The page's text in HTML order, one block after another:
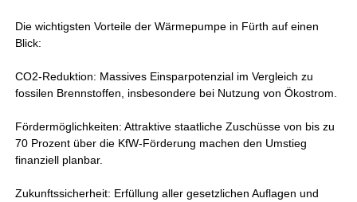
Die wichtigsten Vorteile der Wärmepumpe in Fürth auf einen
Blick:
CO2-Reduktion: Massives Einsparpotenzial im Vergleich zu
fossilen Brennstoffen, insbesondere bei Nutzung von Ökostrom.
Fördermöglichkeiten: Attraktive staatliche Zuschüsse von bis zu
70 Prozent über die KfW-Förderung machen den Umstieg
finanziell planbar.
Zukunftssicherheit: Erfüllung aller gesetzlichen Auflagen und